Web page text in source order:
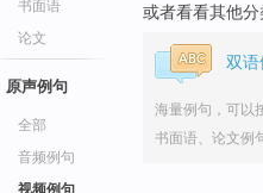
书面语
论文
原声例句
全部
音频例句
视频例句
或者看看其他分
双语
海量例句，可以
书面语、论文例